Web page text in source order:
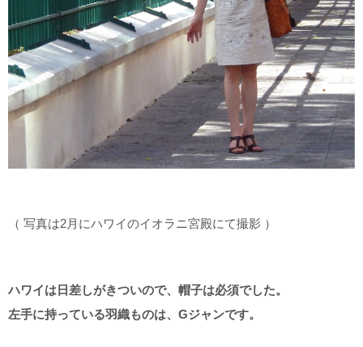
（ 写真は2月にハワイのイオラニ宮殿にて撮影 ）
ハワイは日差しがきついので、帽子は必須でした。
左手に持っている羽織ものは、Gジャンです。